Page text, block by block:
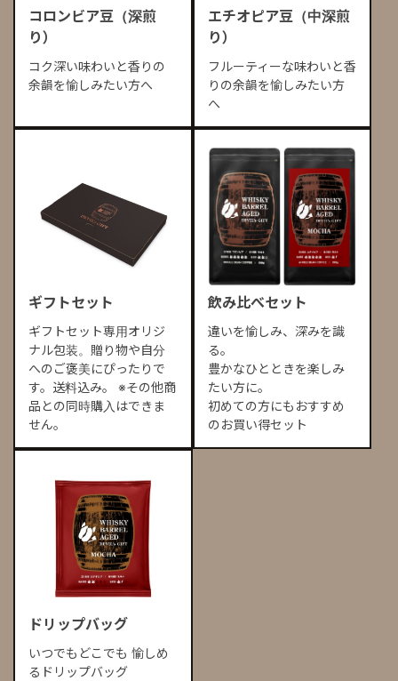
コロンビア豆（深煎
り）
コク深い味わいと香りの
余韻を愉しみたい方へ
エチオピア豆（中深煎
り）
フルーティーな味わいと香
りの余韻を愉しみたい方
へ
ギフトセット
ギフトセット専用オリジ
ナル包装。贈り物や自分
へのご褒美にぴったりで
す。送料込み。 ※その他商
品との同時購入はできま
せん。
飲み比べセット
違いを愉しみ、深みを識
る。
豊かなひとときを楽しみ
たい方に。
初めての方にもおすすめ
のお買い得セット
ドリップバッグ
いつでもどこでも 愉しめ
るドリップバッグ